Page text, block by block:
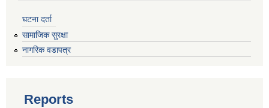
घटना दर्ता
सामाजिक सुरक्षा
नागरिक वडापत्र
Reports